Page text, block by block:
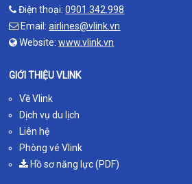
Điện thoại:0901.342.998
Email:airlines@vlink.vn
Website:www.vlink.vn
GIỚI THIỆU VLINK
Về Vlink
Dịch vụ du lịch
Liên hệ
Phòng vé Vlink
Hồ sơ năng lực (PDF)